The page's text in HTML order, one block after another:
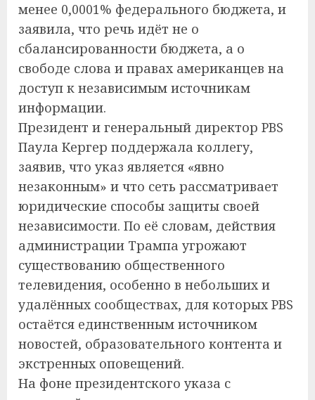
менее 0,0001% федерального бюджета, и
заявила, что речь идёт не о
сбалансированности бюджета, а о
свободе слова и правах американцев на
доступ к независимым источникам
информации.
Президент и генеральный директор PBS
Паула Кергер поддержала коллегу,
заявив, что указ является «явно
незаконным» и что сеть рассматривает
юридические способы защиты своей
независимости. По её словам, действия
администрации Трампа угрожают
существованию общественного
телевидения, особенно в небольших и
удалённых сообществах, для которых PBS
остаётся единственным источником
новостей, образовательного контента и
экстренных оповещений.
На фоне президентского указа с